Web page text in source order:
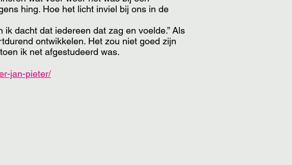
hing. Hoe het licht inviel bij ons in de
ik dacht dat iedereen dat zag en voelde.” Als
ontwikkelen. Het zou niet goed zijn
ik net afgestudeerd was.
jan-pieter/